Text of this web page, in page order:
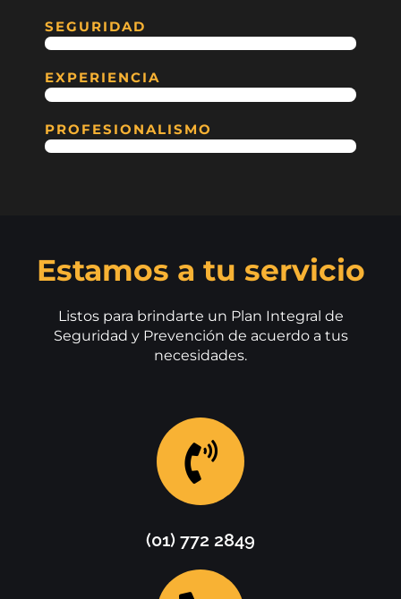
SEGURIDAD
EXPERIENCIA
PROFESIONALISMO
Estamos a tu servicio
Listos para brindarte un Plan Integral de
Seguridad y Prevención de acuerdo a tus
necesidades.
(01) 772 2849